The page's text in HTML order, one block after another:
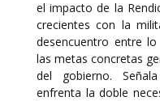
el impacto de la
crecientes con la
desencuentro entre
las metas concretas
del gobierno.
enfrenta la doble